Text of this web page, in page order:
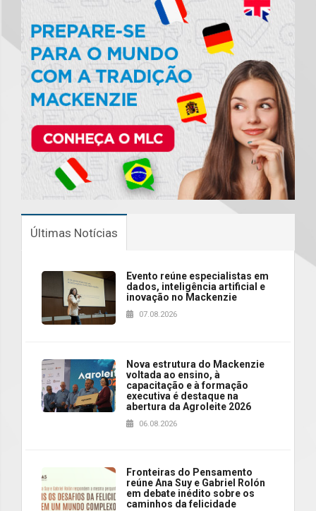
Últimas Notícias
Evento reúne especialistas em
dados, inteligência artificial e
inovação no Mackenzie
07.08.2026
Nova estrutura do Mackenzie
voltada ao ensino, à
capacitação e à formação
executiva é destaque na
abertura da Agroleite 2026
06.08.2026
Fronteiras do Pensamento
reúne Ana Suy e Gabriel Rolón
em debate inédito sobre os
caminhos da felicidade